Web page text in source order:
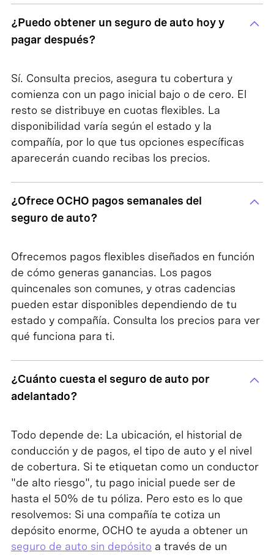
¿Puedo obtener un seguro de auto hoy y
pagar después?
Sí. Consulta precios, asegura tu cobertura y
comienza con un pago inicial bajo o de cero. El
resto se distribuye en cuotas flexibles. La
disponibilidad varía según el estado y la
compañía, por lo que tus opciones específicas
aparecerán cuando recibas los precios.
¿Ofrece OCHO pagos semanales del
seguro de auto?
Ofrecemos pagos flexibles diseñados en función
de cómo generas ganancias. Los pagos
quincenales son comunes, y otras cadencias
pueden estar disponibles dependiendo de tu
estado y compañía. Consulta los precios para ver
qué funciona para ti.
¿Cuánto cuesta el seguro de auto por
adelantado?
Todo depende de: La ubicación, el historial de
conducción y de pagos, el tipo de auto y el nivel
de cobertura. Si te etiquetan como un conductor
"de alto riesgo", tu pago inicial puede ser de
hasta el 50% de tu póliza. Pero esto es lo que
resolvemos: Si una compañía te cotiza un
depósito enorme, OCHO te ayuda a obtener un
seguro de auto sin depósito a través de un